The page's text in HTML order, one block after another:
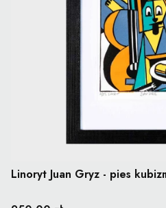
Linoryt Juan Gryz - pies